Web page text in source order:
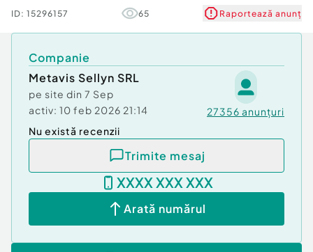
ID: 15296157 65 Raportează anunț
Companie
Metavis Sellyn SRL
pe site din 7 Sep
activ: 10 feb 2026 21:14 27356 anunțuri
Nu există recenzii
Trimite mesaj
XXXX XXX XXX
Arată numărul